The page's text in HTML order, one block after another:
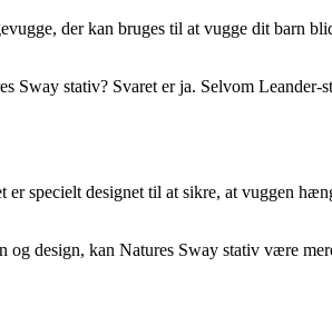
der kan bruges til at vugge dit barn
Sway stativ? Svaret er ja. Selvom
specielt designet til at sikre, at vuggen
og design, kan Natures Sway stativ være